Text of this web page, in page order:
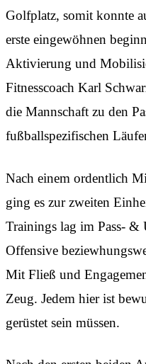
Golfplatz, somit konnte
erste eingewöhnen
Aktivierung und
Fitnesscoach Karl
die Mannschaft zu den
fußballspezifischen
Nach einem ordentlich
ging es zur zweiten
Trainings lag im Pass- &
Offensive
Mit Fließ und
Zeug. Jedem hier ist
gerüstet sein müssen.